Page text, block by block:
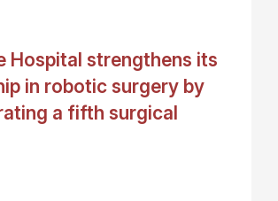
Hospital strengthens its
in robotic surgery by
a fifth surgical